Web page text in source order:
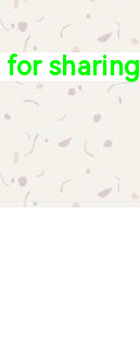
for sharing